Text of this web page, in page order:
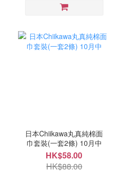
日本Chiikawa丸真純棉面
巾套裝(一套2條) 10月中
HK$58.00
HK$88.00